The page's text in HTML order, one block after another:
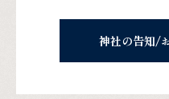
神社の告知/